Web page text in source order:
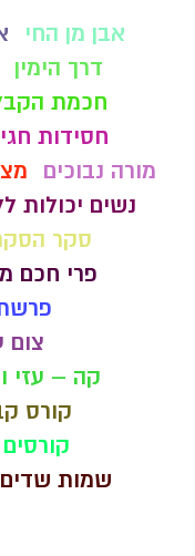
אבן מן החי
דרך הימין
חכמת
חסידות
מורה נבוכים
נשים יכולות
סקר
פרי חכם
צום
קה – עזי
קורס
שמות